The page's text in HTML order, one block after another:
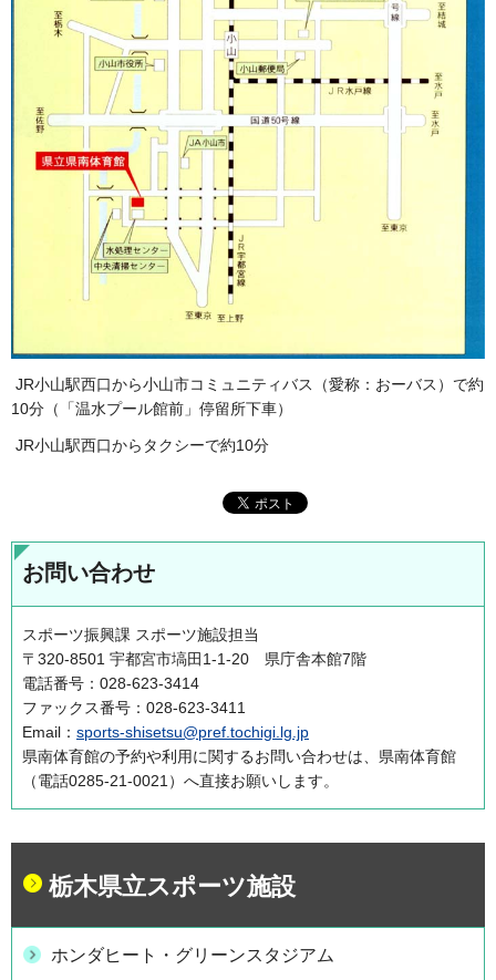
JR小山駅西口から小山市コミュニティバス（愛称：おーバス）で約
10分（「温水プール館前」停留所下車）
JR小山駅西口からタクシーで約10分
お問い合わせ
スポーツ振興課 スポーツ施設担当
〒320-8501 宇都宮市塙田1-1-20 県庁舎本館7階
電話番号：028-623-3414
ファックス番号：028-623-3411
Email： sports-shisetsu@pref.tochigi.lg.jp
県南体育館の予約や利用に関するお問い合わせは、県南体育館
（電話0285-21-0021）へ直接お願いします。
栃木県立スポーツ施設
ホンダヒート・グリーンスタジアム